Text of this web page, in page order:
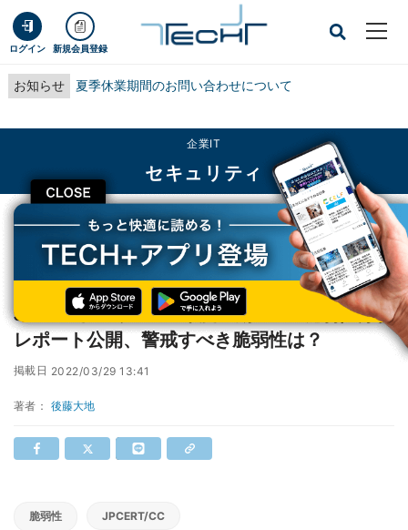
ログイン 新規会員登録
お知らせ 夏季休業期間のお問い合わせについて
CLOSE
企業IT
セキュリティ
TECH+ 企業IT
セキュリティ
JPCERT/CC、2021年度上期のICS脆弱性分析レポート公開、警戒すべき脆弱性
JPCERT/CC、2021年度上期のICS脆弱性分析
レポート公開、警戒すべき脆弱性は？
掲載日 2022/03/29 13:41
著者： 後藤大地
脆弱性 JPCERT/CC